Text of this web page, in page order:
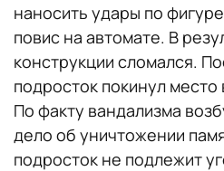
наносить удары по
повис на автомате. В
конструкции сломался.
подросток покинул место
По факту вандализма
дело об уничтожении
подросток не подлежит